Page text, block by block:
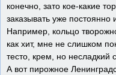
конечно, зато кое-какие
заказывать уже постоянно
Например, кольцо
как хит, мне не слишком
тесто, крем, но несладкий
А вот пирожное